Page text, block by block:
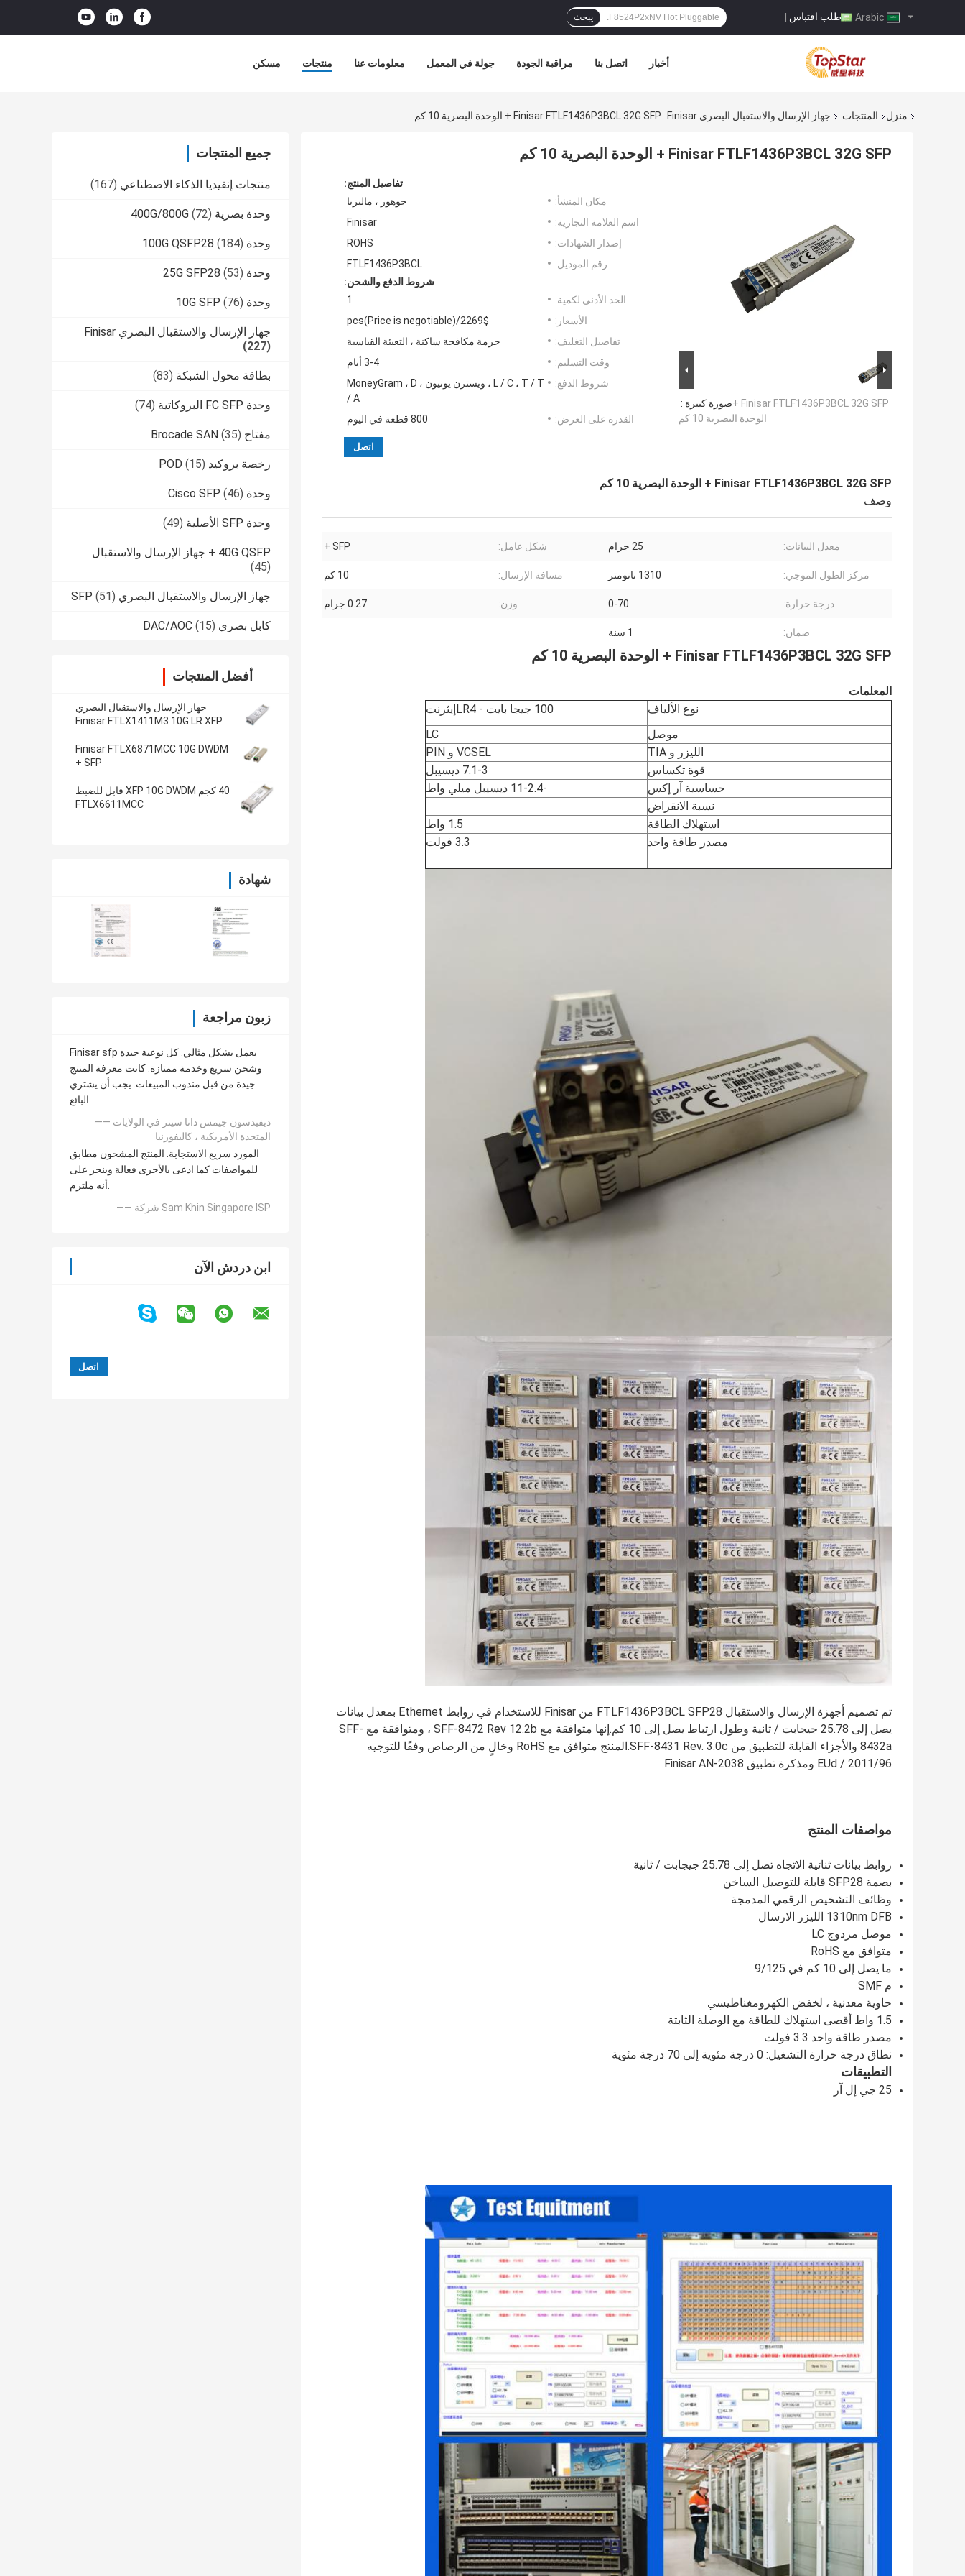
طلب اقتباس | يبحث
مسكن منتجات معلومات عنا جولة في المعمل مراقبة الجودة اتصل بنا أخبار
منزل المنتجات جهاز الإرسال والاستقبال البصري Finisar Finisar FTLF1436P3BCL 32G SFP + الوحدة البصرية 10 كم
جميع المنتجات
منتجات إنفيديا الذكاء الاصطناعي (167)
وحدة بصرية 400G/800G (72)
وحدة 100G QSFP28 (184)
وحدة 25G SFP28 (53)
وحدة 10G SFP (76)
جهاز الإرسال والاستقبال البصري Finisar
(227)
بطاقة محول الشبكة (83)
وحدة FC SFP البروكاتية (74)
مفتاح Brocade SAN (35)
رخصة بروكيد POD (15)
وحدة Cisco SFP (46)
وحدة SFP الأصلية (49)
40G QSFP + جهاز الإرسال والاستقبال
(45)
جهاز الإرسال والاستقبال البصري SFP (51)
كابل بصري DAC/AOC (15)
أفضل المنتجات
جهاز الإرسال والاستقبال البصري
Finisar FTLX1411M3 10G LR XFP
Finisar FTLX6871MCC 10G DWDM
SFP +
40 كجم XFP 10G DWDM قابل للضبط
FTLX6611MCC
شهادة
زبون مراجعة
Finisar sfp يعمل بشكل مثالي. كل نوعية جيدة
وشحن سريع وخدمة ممتازة. كانت معرفة المنتج
جيدة من قبل مندوب المبيعات. يجب أن يشتري
البائع.
—— ديفيدسون جيمس داتا سينر في الولايات
المتحدة الأمريكية ، كاليفورنيا
المورد سريع الاستجابة. المنتج المشحون مطابق
للمواصفات كما ادعى بالأحرى فعالة وينجز على
أنه ملتزم.
—— شركة Sam Khin Singapore ISP
ابن دردش الآن
Finisar FTLF1436P3BCL 32G SFP + الوحدة البصرية 10 كم
صورة كبيرة :Finisar FTLF1436P3BCL 32G SFP +
الوحدة البصرية 10 كم
تفاصيل المنتج:
مكان المنشأ:
جوهور ، ماليزيا
اسم العلامة التجارية:
Finisar
إصدار الشهادات:
ROHS
رقم الموديل:
FTLF1436P3BCL
شروط الدفع والشحن:
الحد الأدنى لكمية:
1
الأسعار:
2269$/pcs(Price is negotiable)
تفاصيل التغليف:
حزمة مكافحة ساكنة ، التعبئة القياسية
وقت التسليم:
3-4 أيام
شروط الدفع:
L / C ، T / T ، ويسترن يونيون ، MoneyGram ، D
/ A
القدرة على العرض:
800 قطعة في اليوم
اتصل
Finisar FTLF1436P3BCL 32G SFP + الوحدة البصرية 10 كم
وصف
معدل البيانات: 25 جرام شكل عامل: SFP +
مركز الطول الموجي: 1310 نانومتر مسافة الإرسال: 10 كم
درجة حرارة: 0-70 وزن: 0.27 جرام
ضمان: 1 سنة
Finisar FTLF1436P3BCL 32G SFP + الوحدة البصرية 10 كم
المعلمات
نوع الألياف 100 جيجا بايت - LR4 إيثرنت
موصل
LC
الليزر و TIA
VCSEL و PIN
قوة تكساس
7.1-3 ديسيبل
حساسية آر إكس
-11-2.4 ديسيبل ميلي واط
نسبة الانقراض
استهلاك الطاقة
1.5 واط
مصدر طاقة واحد
3.3 فولت
تم تصميم أجهزة الإرسال والاستقبال FTLF1436P3BCL SFP28 من Finisar للاستخدام في روابط Ethernet بمعدل بيانات
يصل إلى 25.78 جيجابت / ثانية وطول ارتباط يصل إلى 10 كم.إنها متوافقة مع SFF-8472 Rev 12.2b ، ومتوافقة مع SFF-
8432a والأجزاء القابلة للتطبيق من SFF-8431 Rev. 3.0c.المنتج متوافق مع RoHS وخالٍ من الرصاص وفقًا للتوجيه
2011/96 / EUd ومذكرة تطبيق Finisar AN-2038.
مواصفات المنتج
روابط بيانات ثنائية الاتجاه تصل إلى 25.78 جيجابت / ثانية
بصمة SFP28 قابلة للتوصيل الساخن
وظائف التشخيص الرقمي المدمجة
1310nm DFB الليزر الارسال
موصل مزدوج LC
متوافق مع RoHS
ما يصل إلى 10 كم في 9/125
م SMF
حاوية معدنية ، لخفض الكهرومغناطيسي
1.5 واط أقصى استهلاك للطاقة مع الوصلة الثابتة
مصدر طاقة واحد 3.3 فولت
نطاق درجة حرارة التشغيل: 0 درجة مئوية إلى 70 درجة مئوية
التطبيقات
25 جي إل آر